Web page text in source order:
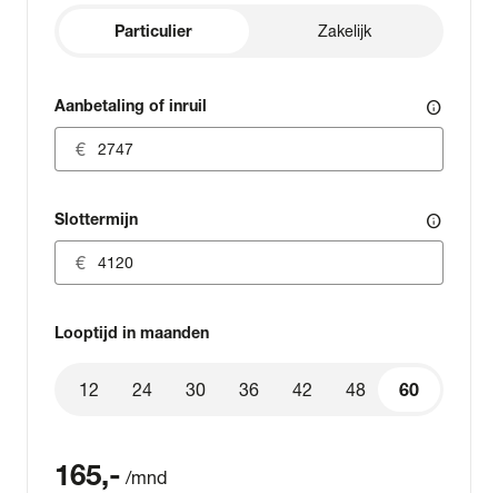
Particulier Zakelijk
Aanbetaling of inruil info
Slottermijn info
Looptijd in maanden
60
12 24 30 36 42 48 60
165,- /mnd